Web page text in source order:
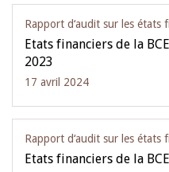
Rapport d‘audit sur les états
Etats financiers de la
2023
17 avril 2024
Rapport d‘audit sur les états
Etats financiers de la